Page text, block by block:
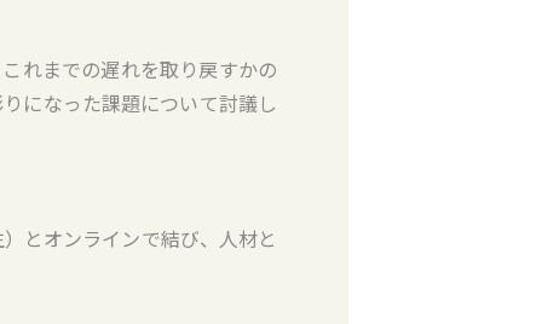
れまでの遅れを取り戻すかの
になった課題について討議し
とオンラインで結び、人材と